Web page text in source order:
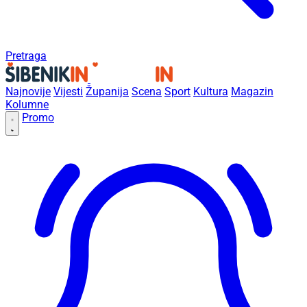
Pretraga
Najnovije Vijesti Županija Scena Sport Kultura Magazin
Kolumne
Promo